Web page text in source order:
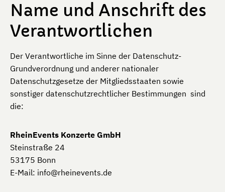
Name und Anschrift des
Verantwort­lichen
Der Verantwortliche im Sinne der Datenschutz-
Grundverordnung und anderer nationaler
Datenschutzgesetze der Mitgliedsstaaten sowie
sonstiger datenschutzrechtlicher Bestimmungen sind
die:
RheinEvents Konzerte GmbH
Steinstraße 24
53175 Bonn
E-Mail: info@rheinevents.de